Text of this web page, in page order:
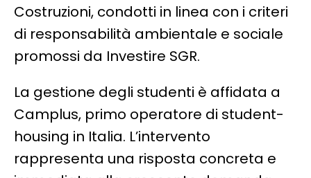
Costruzioni, condotti in linea con i criteri
di responsabilità ambientale e sociale
promossi da Investire SGR.
La gestione degli studenti è affidata a
Camplus, primo operatore di student-
housing in Italia. L’intervento
rappresenta una risposta concreta e